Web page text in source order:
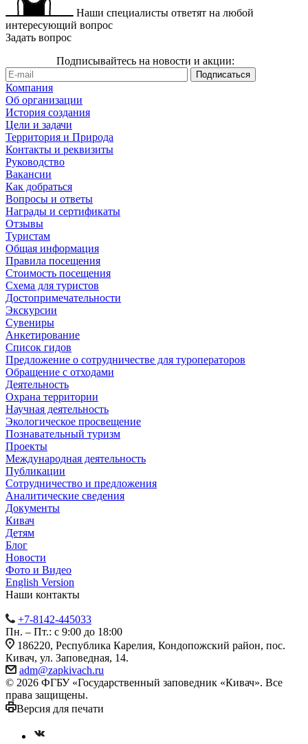
Наши специалисты ответят на любой
интересующий вопрос
Задать вопрос
Подписывайтесь на новости и акции:
Компания
Об организации
История создания
Цели и задачи
Территория и Природа
Контакты и реквизиты
Руководство
Вакансии
Как добраться
Вопросы и ответы
Награды и сертификаты
Отзывы
Туристам
Общая информация
Правила посещения
Стоимость посещения
Схема для туристов
Достопримечательности
Экскурсии
Сувениры
Анкетирование
Список гидов
Предложение о сотрудничестве для туроператоров
Обращение с отходами
Деятельность
Охрана территории
Научная деятельность
Экологическое просвещение
Познавательный туризм
Проекты
Международная деятельность
Публикации
Сотрудничество и предложения
Аналитические сведения
Документы
Кивач
Детям
Блог
Новости
Фото и Видео
English Version
Наши контакты
+7-8142-445033
Пн. – Пт.: с 9:00 до 18:00
186220, Республика Карелия, Кондопожский район, пос.
Кивач, ул. Заповедная, 14.
adm@zapkivach.ru
© 2026 ФГБУ «Государственный заповедник «Кивач». Все
права защищены.
Версия для печати